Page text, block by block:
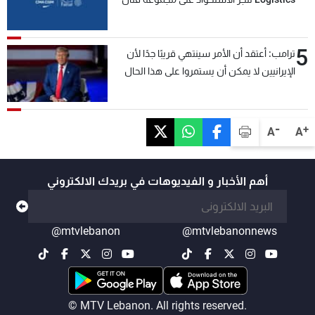
A+
A-
5ترامب: أعتقد أن الأمر سينتهي قريبًا جدًا لأن
الإيرانيين لا يمكن أن يستمروا على هذا الحال
أهم الأخبار و الفيديوهات في بريدك الالكتروني
@mtvlebanonnews
@mtvlebanon
© MTV Lebanon. All rights reserved.